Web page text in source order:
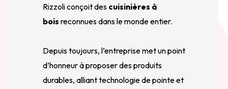
Rizzoli conçoit des cuisinières à
bois reconnues dans le monde entier.
Depuis toujours, l’entreprise met un point
d’honneur à proposer des produits
durables, alliant technologie de pointe et